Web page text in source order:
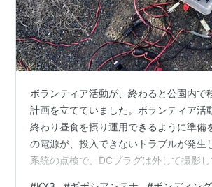
ボランティア活動が、終わると公園内で
計画を立てていました。ボランティア活
終わり昼食を摂り運用できるように準備
の電源が、投入できないトラブルが発生
系統の点検で、DCプラグは外して撮影